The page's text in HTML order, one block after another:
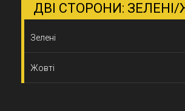
ДВІ СТОРОНИ: ЗЕЛЕНІ/
Зелені
Жовті